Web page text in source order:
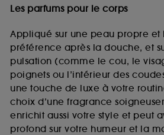
Les parfums pour le corps
Appliqué sur une peau propre et
préférence après la douche, et
pulsation (comme le cou, le
poignets ou l’intérieur des
une touche de luxe à votre
choix d’une fragrance
enrichit aussi votre style et peut
profond sur votre humeur et la
fraudes aux moyens de
usurpations d’identité.
Cookies fonctionnels :il s’agit
permettant l’affichage et/ou la
certaines fonctionnalités du
cookies d’authentification qui
vous faire bénéficier de
prolongée vous permettant
compte lors de votre prochaine
sans saisir à nouveau votre
passe.